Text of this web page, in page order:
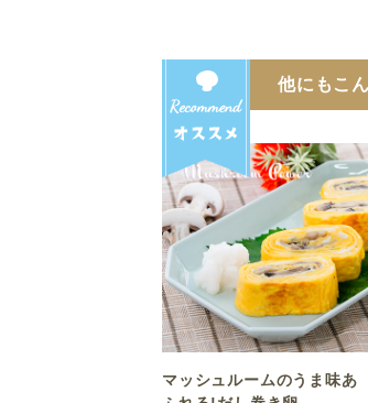
他にもこ
マッシュルームのうま味あ